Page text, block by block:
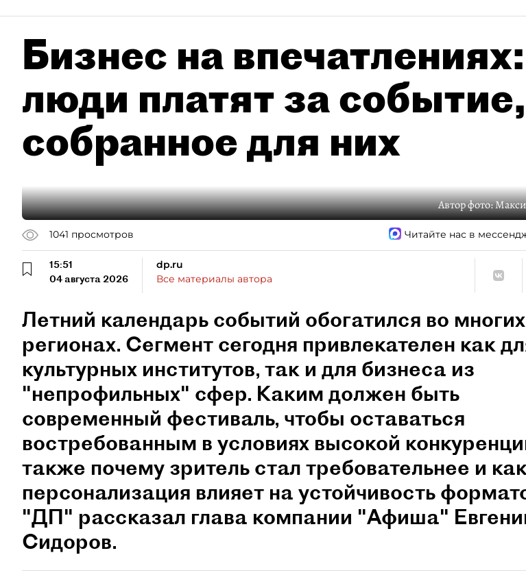
Бизнес на впечатлениях:
люди платят за событие,
собранное для них
Автор фото:
1041 просмотров Читайте нас в
15:51
04 августа 2026
dp.ru
Все материалы автора
Летний календарь событий обогатился во многих
регионах. Сегмент сегодня привлекателен как
культурных институтов, так и для бизнеса из
"непрофильных" сфер. Каким должен быть
современный фестиваль, чтобы оставаться
востребованным в условиях высокой
также почему зритель стал требовательнее и
персонализация влияет на устойчивость
"ДП" рассказал глава компании "Афиша"
Сидоров.